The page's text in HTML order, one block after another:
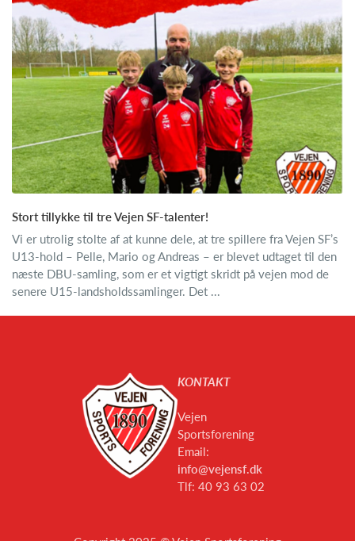
Stort tillykke til tre Vejen SF-talenter!
Vi er utrolig stolte af at kunne dele, at tre spillere fra Vejen SF’s
U13-hold – Pelle, Mario og Andreas – er blevet udtaget til den
næste DBU-samling, som er et vigtigt skridt på vejen mod de
senere U15-landsholdssamlinger. Det ...
KONTAKT
Vejen
Sportsforening
Email:
info@vejensf.dk
Tlf: 40 93 63 02